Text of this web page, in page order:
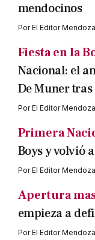
mendocinos
PorEl Editor Mendoza
Fiesta en la
Nacional: el
De Muner
PorEl Editor Mendoza
Primera
Boys y volvió
PorEl Editor Mendoza
Apertura
empieza a
PorEl Editor Mendoza